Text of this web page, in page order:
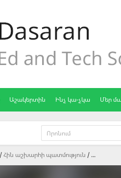
Աշակերտին Ինչ կա-չկա Մեր
Հին աշխարհի պատմություն ...